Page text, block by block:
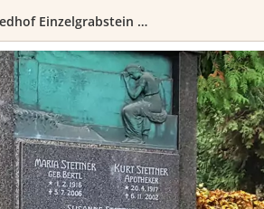
Wiesbaden Nordfriedhof Einzelgrabstein Schmidt